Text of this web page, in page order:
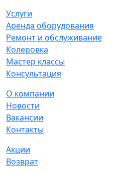
Услуги
Аренда оборудования
Ремонт и обслуживание
Колеровка
Мастер классы
Консультация
О компании
Новости
Вакансии
Контакты
Акции
Возврат